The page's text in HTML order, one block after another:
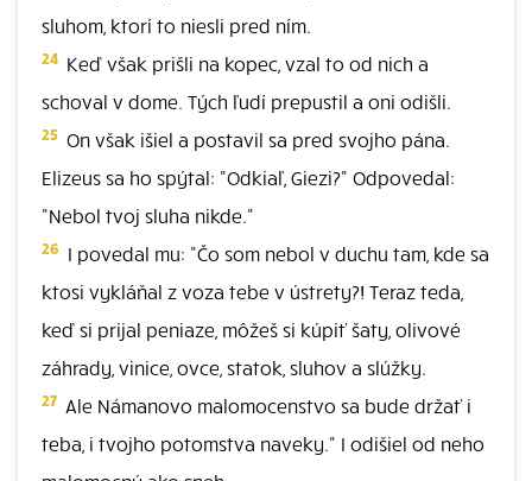
sluhom, ktorí to niesli pred ním.
24 Keď však prišli na kopec, vzal to od nich a
schoval v dome. Tých ľudí prepustil a oni odišli.
25 On však išiel a postavil sa pred svojho pána.
Elizeus sa ho spýtal: "Odkiaľ, Giezi?" Odpovedal:
"Nebol tvoj sluha nikde."
26 I povedal mu: "Čo som nebol v duchu tam, kde sa
ktosi vykláňal z voza tebe v ústrety?! Teraz teda,
keď si prijal peniaze, môžeš si kúpiť šaty, olivové
záhrady, vinice, ovce, statok, sluhov a slúžky.
27 Ale Námanovo malomocenstvo sa bude držať i
teba, i tvojho potomstva naveky." I odišiel od neho